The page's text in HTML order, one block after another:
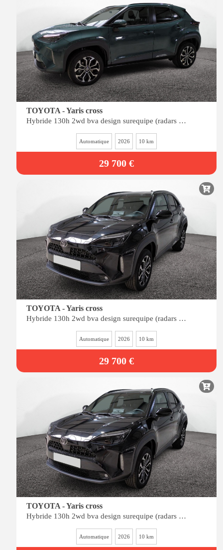
TOYOTA - Yaris cross
Hybride 130h 2wd bva design surequipe (radars av-ar, siÈges chauffants, angles morts)
Automatique 2026 10 km
29 700 €
TOYOTA - Yaris cross
Hybride 130h 2wd bva design surequipe (radars av-ar, siÈges chauffants, angles morts)
Automatique 2026 10 km
29 700 €
TOYOTA - Yaris cross
Hybride 130h 2wd bva design surequipe (radars av-ar, siÈges chauffants, angles morts)
Automatique 2026 10 km